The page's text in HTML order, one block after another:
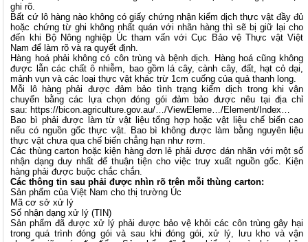
ghi rõ.
Bất cứ lô hàng nào không có giấy chứng nhận kiểm dịch thực vật đầy đủ
hoặc chứng từ ghi không nhất quán với nhãn hàng thì sẽ bị giữ lại cho
đến khi Bộ Nông nghiệp Úc tham vấn với Cục Bảo vệ Thực vật Việt
Nam để làm rõ và ra quyết định.
Hàng hoá phải không có côn trùng và bệnh dịch. Hàng hoá cũng không
được lẫn các chất ô nhiễm, bao gồm lá cây, cành cây, đất, hạt cỏ dại,
mảnh vụn và các loại thực vật khác trừ 1cm cuống của quả thanh long.
Mỗi lô hàng phải được đảm bảo tình trạng kiểm dịch trong khi vận
chuyển bằng các lựa chọn đóng gói đảm bảo được nêu tại địa chỉ
sau:https://bicon.agriculture.gov.au/…/ViewEleme…/Element/Index…
Bao bì phải được làm từ vật liệu tổng hợp hoặc vật liệu chế biến cao
nếu có nguồn gốc thực vật. Bao bì không được làm bằng nguyên liệu
thực vật chưa qua chế biến chẳng hạn như rơm.
Các thùng carton hoặc kiện hàng đơn lẻ phải được dán nhãn với một số
nhận dạng duy nhất để thuận tiện cho việc truy xuất nguồn gốc. Kiện
hàng phải được buộc chắc chắn.
Các thông tin sau phải được nhìn rõ trên mỗi thùng carton:
Sản phẩm của Việt Nam cho thị trường Úc
Mã cơ sở xử lý
Số nhận dạng xử lý (TIN)
Sản phẩm đã được xử lý phải được bảo vệ khỏi các côn trùng gây hại
trong quá trình đóng gói và sau khi đóng gói, xử lý, lưu kho và vận